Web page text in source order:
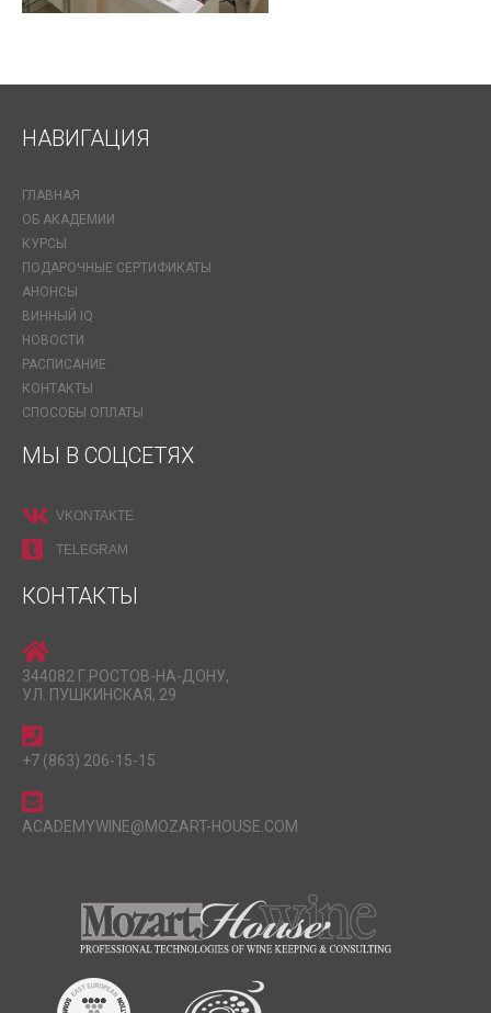
НАВИГАЦИЯ
ГЛАВНАЯ
ОБ АКАДЕМИИ
КУРСЫ
ПОДАРОЧНЫЕ СЕРТИФИКАТЫ
АНОНСЫ
ВИННЫЙ IQ
НОВОСТИ
РАСПИСАНИЕ
КОНТАКТЫ
СПОСОБЫ ОПЛАТЫ
МЫ В СОЦСЕТЯХ
VKONTAKTE
TELEGRAM
КОНТАКТЫ
344082 Г.РОСТОВ-НА-ДОНУ,
УЛ. ПУШКИНСКАЯ, 29
+7 (863) 206-15-15
ACADEMYWINE@MOZART-HOUSE.COM